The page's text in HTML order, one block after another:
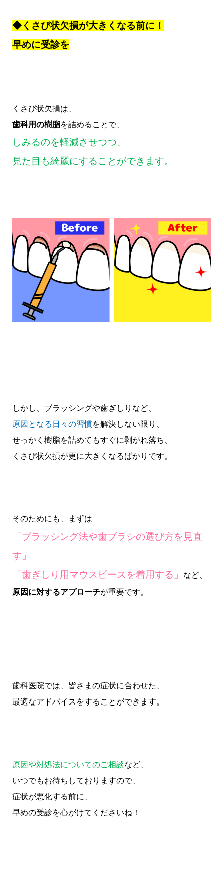
◆くさび状欠損が大きくなる前に！
早めに受診を
くさび状欠損は、
歯科用の樹脂を詰めることで、
しみるのを軽減させつつ、
見た目も綺麗にすることができます。
しかし、ブラッシングや歯ぎしりなど、
原因となる日々の習慣を解決しない限り、
せっかく樹脂を詰めてもすぐに剥がれ落ち、
くさび状欠損が更に大きくなるばかりです。
そのためにも、まずは
「ブラッシング法や歯ブラシの選び方を見直
す」
「歯ぎしり用マウスピースを着用する」
など、
原因に対するアプローチが重要です。
歯科医院では、皆さまの症状に合わせた、
最適なアドバイスをすることができます。
原因や対処法についてのご相談など、
いつでもお待ちしておりますので、
症状が悪化する前に、
早めの受診を心がけてくださいね！